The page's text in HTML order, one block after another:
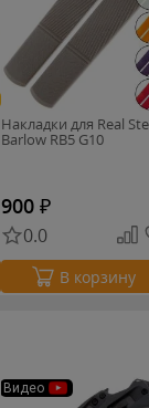
Накладки для Real
Barlow RB5 G10
900 ₽
0.0
В корзину
Видео